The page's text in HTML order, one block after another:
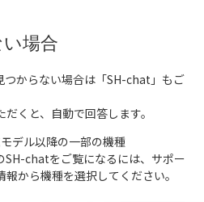
場合
つからない場合は「SH-chat 」もご
くと、自動で回答します。
デル以降の一部の機種
SH-chatをご覧になるには、サポー
から機種を選択してください。